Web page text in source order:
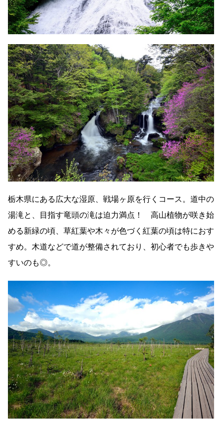
栃木県にある広大な湿原、戦場ヶ原を行くコース。道中の
湯滝と、目指す竜頭の滝は迫力満点！ 高山植物が咲き始
める新緑の頃、草紅葉や木々が色づく紅葉の頃は特におす
すめ。木道などで道が整備されており、初心者でも歩きや
すいのも◎。